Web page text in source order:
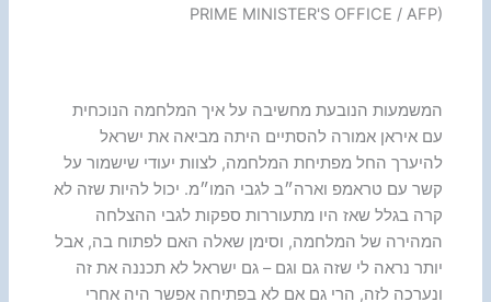
PRIME MINISTER'S OFFICE / AFP)
המשמעות הנובעת מחשיבה על איך המלחמה הנוכחית
עם איראן אמורה להסתיים היתה מביאה את ישראל
להיערך החל מפתיחת המלחמה, לצוות יעודי שישמור על
קשר עם טראמפ וארה״ב לגבי המו״מ. יכול להיות שזה לא
קרה בגלל שאז היו מתעוררות ספקות לגבי ההצלחה
המהירה של המלחמה, וסימן שאלה האם לפתוח בה, אבל
יותר נראה לי שזה גם וגם – גם ישראל לא תכננה את זה
ונערכה לזה, הרי גם אם לא בפתיחה אפשר היה אחרי